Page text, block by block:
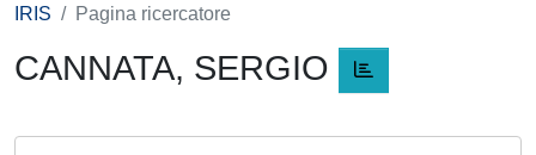
IRIS Pagina ricercatore
CANNATA, SERGIO